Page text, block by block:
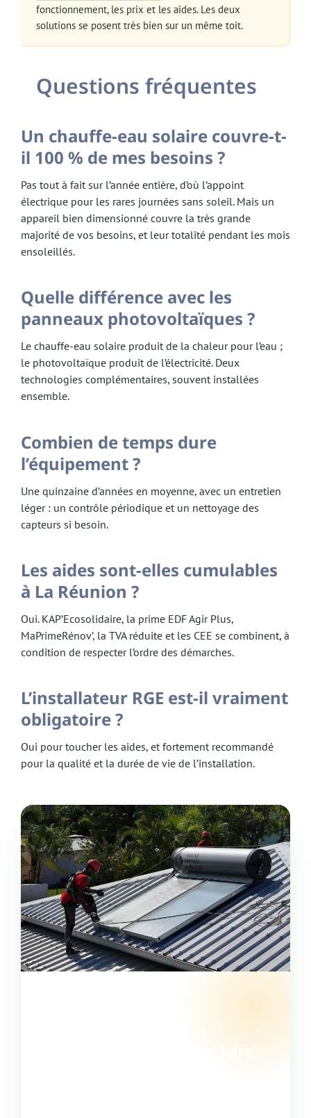
fonctionnement, les prix et les aides. Les deux
solutions se posent très bien sur un même toit.
Questions fréquentes
Un chauffe-eau solaire couvre-t-
il 100 % de mes besoins ?
Pas tout à fait sur l’année entière, d’où l’appoint
électrique pour les rares journées sans soleil. Mais un
appareil bien dimensionné couvre la très grande
majorité de vos besoins, et leur totalité pendant les mois
ensoleillés.
Quelle différence avec les
panneaux photovoltaïques ?
Le chauffe-eau solaire produit de la chaleur pour l’eau ;
le photovoltaïque produit de l’électricité. Deux
technologies complémentaires, souvent installées
ensemble.
Combien de temps dure
l’équipement ?
Une quinzaine d’années en moyenne, avec un entretien
léger : un contrôle périodique et un nettoyage des
capteurs si besoin.
Les aides sont-elles cumulables
à La Réunion ?
Oui. KAP’Ecosolidaire, la prime EDF Agir Plus,
MaPrimeRénov’, la TVA réduite et les CEE se combinent, à
condition de respecter l’ordre des démarches.
L’installateur RGE est-il vraiment
obligatoire ?
Oui pour toucher les aides, et fortement recommandé
pour la qualité et la durée de vie de l’installation.
Passez à l’eau chaude solaire